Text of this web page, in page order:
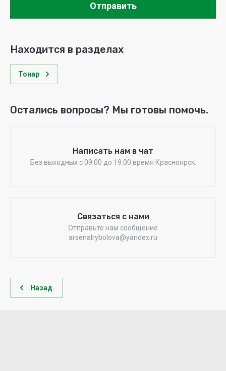
Отправить
Находится в разделах
Тонар
Остались вопросы? Мы готовы помочь.
Написать нам в чат
Без выходных c 09:00 до 19:00 время Красноярск.
Связаться с нами
Отправьте нам сообщение
arsenalrybolova@yandex.ru
Назад